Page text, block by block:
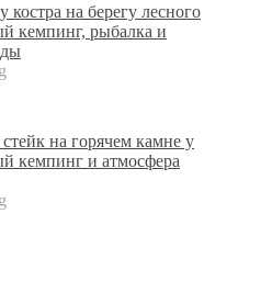
костра на берегу лесного
кемпинг, рыбалка и
на горячем камне у
кемпинг и атмосфера